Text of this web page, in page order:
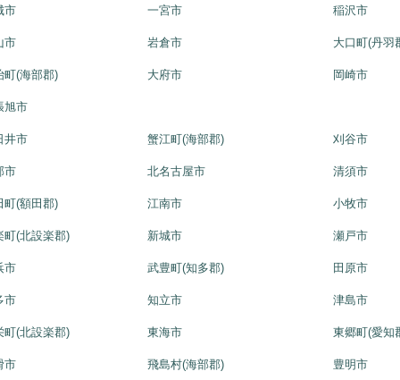
市 一宮市 稲沢市
市 岩倉市 大口町(丹羽
町(海部郡) 大府市 岡崎市
旭市
井市 蟹江町(海部郡) 刈谷市
市 北名古屋市 清須市
町(額田郡) 江南市 小牧市
町(北設楽郡) 新城市 瀬戸市
市 武豊町(知多郡) 田原市
市 知立市 津島市
町(北設楽郡) 東海市 東郷町(愛知
市 飛島村(海部郡) 豊明市